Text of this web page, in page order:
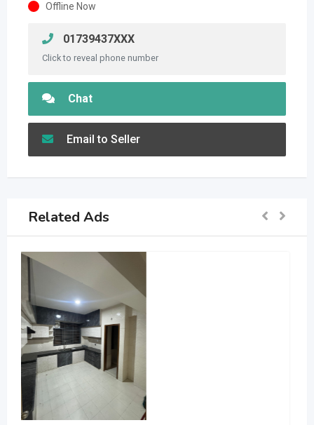
Offline Now
01739437XXX
Click to reveal phone number
Chat
Email to Seller
Related Ads